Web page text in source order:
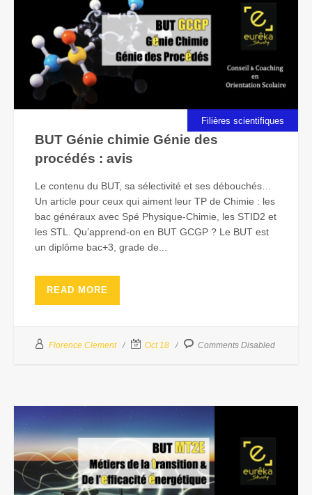
Filières scientifiques
BUT Génie chimie Génie des
procédés : avis
Le contenu du BUT, sa sélectivité et ses débouchés…
Un article pour ceux qui aiment leur TP de Chimie : les
bac généraux avec Spé Physique-Chimie, les STID2 et
les STL. Qu’apprend-on en BUT GCGP ? Le BUT est
un diplôme bac+3, grade de...
READ MORE
Florence Clement Oct 18 Comments Disabled